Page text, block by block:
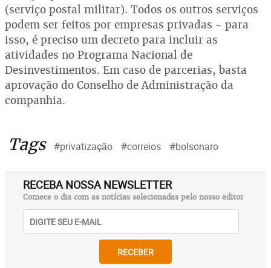
(serviço postal militar). Todos os outros serviços
podem ser feitos por empresas privadas - para
isso, é preciso um decreto para incluir as
atividades no Programa Nacional de
Desinvestimentos. Em caso de parcerias, basta
aprovação do Conselho de Administração da
companhia.
Tags #privatização #correios #bolsonaro
RECEBA NOSSA NEWSLETTER
Comece o dia com as notícias selecionadas pelo nosso editor
RECEBER